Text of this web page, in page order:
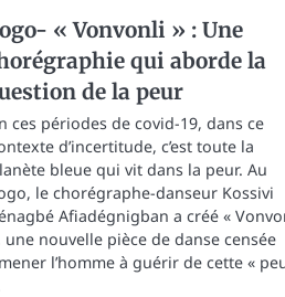
« Vonvonli » : Une
qui aborde la
de la peur
ces périodes de covid-19, dans ce
d’incertitude, c’est toute la
bleue qui vit dans la peur. Au
le chorégraphe-danseur Kossivi
Afiadégnigban a créé «
une nouvelle pièce de danse censée
l’homme à guérir de cette «